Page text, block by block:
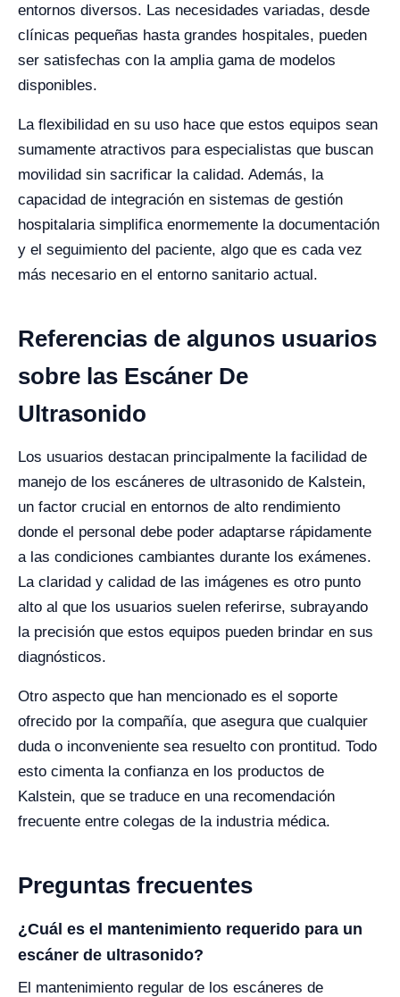
entornos diversos. Las necesidades variadas, desde
clínicas pequeñas hasta grandes hospitales, pueden
ser satisfechas con la amplia gama de modelos
disponibles.
La flexibilidad en su uso hace que estos equipos sean
sumamente atractivos para especialistas que buscan
movilidad sin sacrificar la calidad. Además, la
capacidad de integración en sistemas de gestión
hospitalaria simplifica enormemente la documentación
y el seguimiento del paciente, algo que es cada vez
más necesario en el entorno sanitario actual.
Referencias de algunos usuarios
sobre las Escáner De
Ultrasonido
Los usuarios destacan principalmente la facilidad de
manejo de los escáneres de ultrasonido de Kalstein,
un factor crucial en entornos de alto rendimiento
donde el personal debe poder adaptarse rápidamente
a las condiciones cambiantes durante los exámenes.
La claridad y calidad de las imágenes es otro punto
alto al que los usuarios suelen referirse, subrayando
la precisión que estos equipos pueden brindar en sus
diagnósticos.
Otro aspecto que han mencionado es el soporte
ofrecido por la compañía, que asegura que cualquier
duda o inconveniente sea resuelto con prontitud. Todo
esto cimenta la confianza en los productos de
Kalstein, que se traduce en una recomendación
frecuente entre colegas de la industria médica.
Preguntas frecuentes
¿Cuál es el mantenimiento requerido para un
escáner de ultrasonido?
El mantenimiento regular de los escáneres de